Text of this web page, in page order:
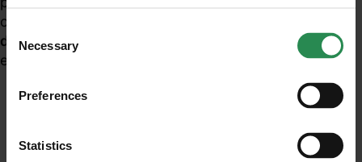
Consent
Selection
Necessary
Preferences
Statistics
consumo umano
di parametro precauzionale
introdotto per il cromo
esavalente (10 µg/l).
Highlights
obblighi, modifiche, prescrizioni in ambito tecnico